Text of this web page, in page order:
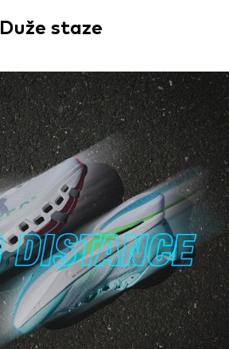
Duže staze